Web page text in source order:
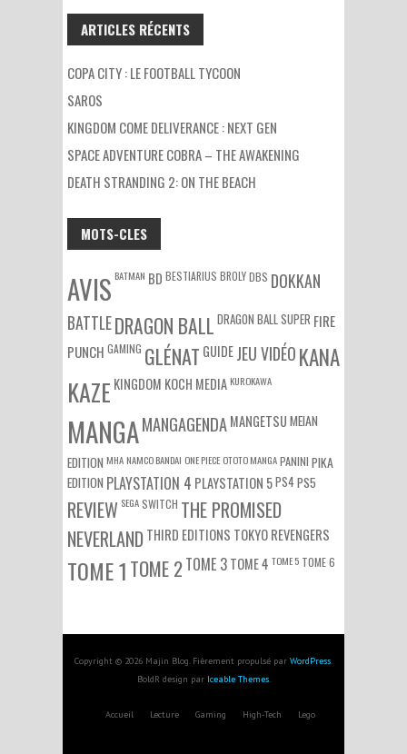
ARTICLES RÉCENTS
COPA CITY : LE FOOTBALL TYCOON
SAROS
KINGDOM COME DELIVERANCE : NEXT GEN
SPACE ADVENTURE COBRA – THE AWAKENING
DEATH STRANDING 2: ON THE BEACH
MOTS-CLES
AVIS BATMAN BD BESTIARIUS BROLYDBS DOKKAN
BATTLEDRAGON BALL DRAGON BALL SUPER FIRE
PUNCH GAMING GLÉNAT GUIDEJEU VIDÉOKANA
KAZE KINGDOM KOCH MEDIA KUROKAWA
MANGAMANGAGENDAMANGETSUMEIAN
EDITION MHA NAMCO BANDAI ONE PIECE OTOTO MANGAPANINI PIKA
EDITION PLAYSTATION 4 PLAYSTATION 5PS4PS5
REVIEW SEGASWITCH THE PROMISED
NEVERLAND THIRD EDITIONS TOKYO REVENGERS
TOME 1TOME 2TOME 3TOME 4 TOME 5 TOME 6
Copyright © 2026 Majin Blog. Fièrement propulsé par WordPress.
BoldR design par Iceable Themes.
Accueil Lecture Gaming High-Tech Lego